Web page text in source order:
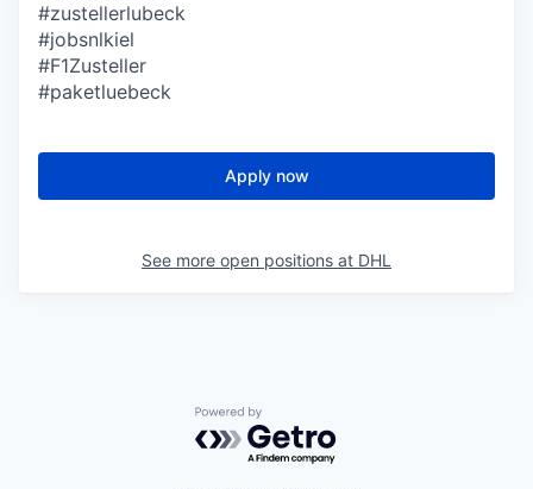
#zustellerlubeck
#jobsnlkiel
#F1Zusteller
#paketluebeck
Apply now
See more open positions at DHL
Powered by Getro.com